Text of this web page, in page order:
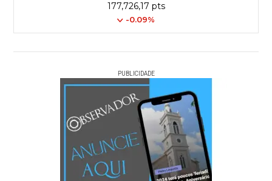
177,726,17 pts
-0.09%
PUBLICIDADE